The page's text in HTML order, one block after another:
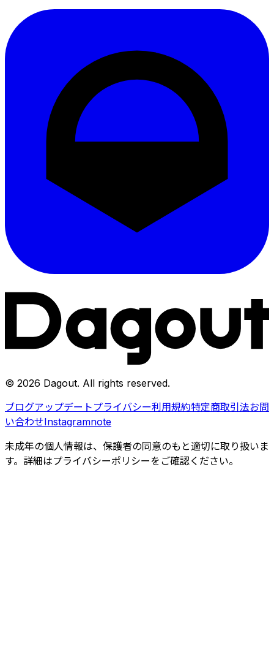
© 2026 Dagout. All rights reserved.
ブログアップデート プライバシー利用規約特定商取引法お問
い合わせInstagramnote
未成年の個人情報は、保護者の同意のもと適切に取り扱いま
す。詳細はプライバシーポリシーをご確認ください。